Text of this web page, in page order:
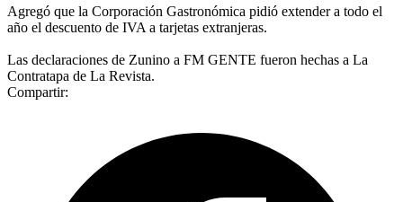
Agregó que la Corporación Gastronómica pidió extender a todo el
año el descuento de IVA a tarjetas extranjeras.
Las declaraciones de Zunino a FM GENTE fueron hechas a La
Contratapa de La Revista.
Compartir: